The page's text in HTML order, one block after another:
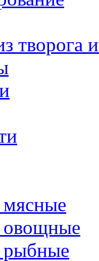
творога
овощные
рыбные